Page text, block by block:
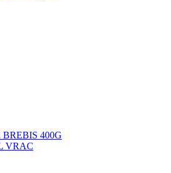
400G
VRAC